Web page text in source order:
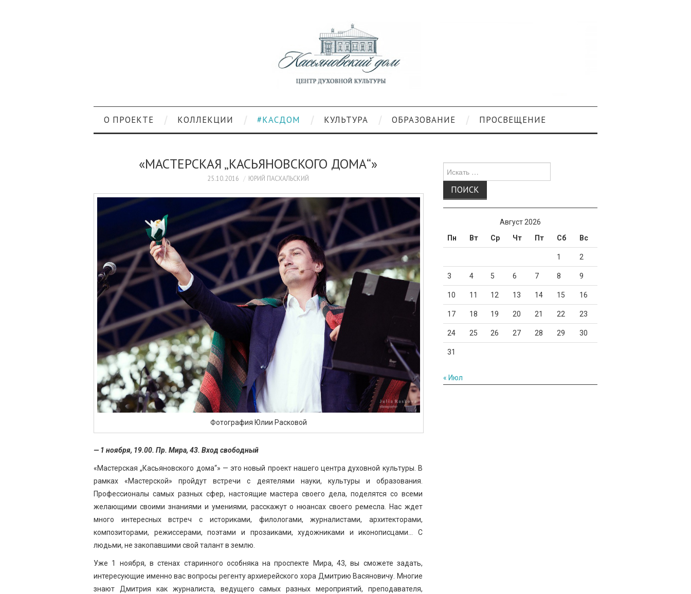
О ПРОЕКТЕ КОЛЛЕКЦИИ #КАСДОМ КУЛЬТУРА ОБРАЗОВАНИЕ ПРОСВЕЩЕНИЕ
«МАСТЕРСКАЯ „КАСЬЯНОВСКОГО ДОМА“»
25.10.2016 ЮРИЙ ПАСХАЛЬСКИЙ
Фотография Юлии Расковой
— 1 ноября, 19.00. Пр. Мира, 43. Вход свободный
«Мастерская „Касьяновского дома“» — это новый проект нашего центра духовной культуры. В
рамках «Мастерской» пройдут встречи с деятелями науки, культуры и образования.
Профессионалы самых разных сфер, настоящие мастера своего дела, поделятся со всеми
желающими своими знаниями и умениями, расскажут о нюансах своего ремесла. Нас ждет
много интересных встреч с историками, филологами, журналистами, архитекторами,
композиторами, режиссерами, поэтами и прозаиками, художниками и иконописцами… С
людьми, не закопавшими свой талант в землю.
Уже 1 ноября, в стенах старинного особняка на проспекте Мира, 43, вы сможете задать,
интересующие именно вас вопросы регенту архиерейского хора Дмитрию Васяновичу. Многие
знают Дмитрия как журналиста, ведущего самых разных мероприятий, преподавателя,
для:
Август 2026
Пн
Вт Ср Чт Пт Сб Вс
1 2
3 4 5 6 7 8 9
10 11 12 13 14 15 16
17 18 19 20 21 22 23
24 25 26 27 28 29 30
31
« Июл